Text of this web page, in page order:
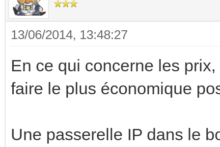
13/06/2014, 13:48:27
En ce qui concerne les
faire le plus économique
Une passerelle IP dans le